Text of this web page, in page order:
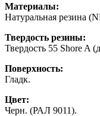
Материалы:
Натуральная резина
Твердость резины:
Твердость 55 Shore A
Поверхность:
Гладк.
Цвет:
Черн. (РАЛ 9011).